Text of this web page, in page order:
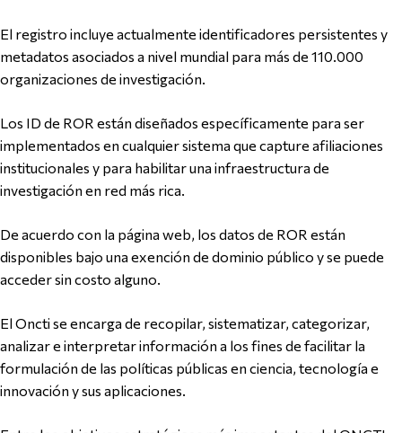
El registro incluye actualmente identificadores persistentes y
metadatos asociados a nivel mundial para más de 110.000
organizaciones de investigación.
Los ID de ROR están diseñados específicamente para ser
implementados en cualquier sistema que capture afiliaciones
institucionales y para habilitar una infraestructura de
investigación en red más rica.
De acuerdo con la página web, los datos de ROR están
disponibles bajo una exención de dominio público y se puede
acceder sin costo alguno.
El Oncti se encarga de recopilar, sistematizar, categorizar,
analizar e interpretar información a los fines de facilitar la
formulación de las políticas públicas en ciencia, tecnología e
innovación y sus aplicaciones.